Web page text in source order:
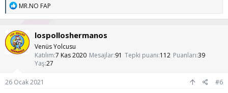
T
p
k
i
l
e
MR.NO FAP
lospolloshermanos
Venüs Yolcusu
Katılım 7 Kas 2020 Mesajlar 91 Tepki puanı 112 Puanları 39
Yaş 27
26 Ocak 2021 #6